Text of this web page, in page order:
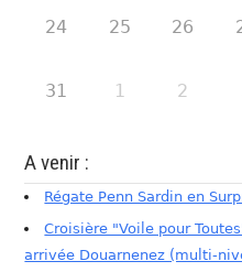
24 25 26
31 1 2
A venir :
Régate Penn Sardin en
Croisière "Voile pour
arrivée Douarnenez (multi-